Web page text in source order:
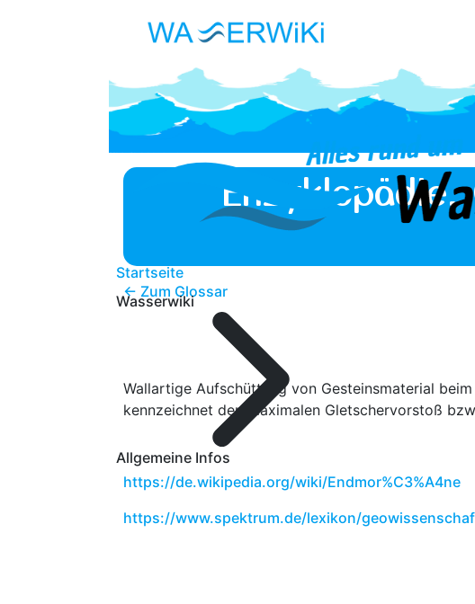
Startseite
Wasserwiki
Allgemeine Infos
← Zum Glossar
Wallartige Aufschüttung von Gesteinsmaterial
kennzeichnet den maximalen Gletschervorstoß
https://de.wikipedia.org/wiki/Endmor%C3%A4ne
https://www.spektrum.de/lexikon/